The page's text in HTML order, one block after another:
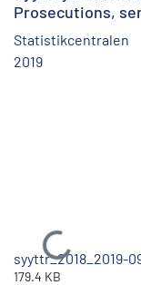
Prosecutions,
Statistikcentralen
2019
Ladataan...
syyttr_2018_2019-
179.4 KB